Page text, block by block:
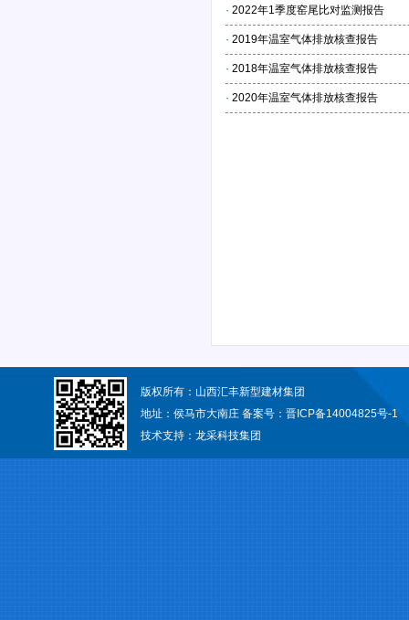
· 2022年1季度窑尾比对监测报告
· 2019年温室气体排放核查报告
· 2018年温室气体排放核查报告
· 2020年温室气体排放核查报告
版权所有：山西汇丰新型建材集团
地址：侯马市大南庄 备案号： 晋ICP备14004825号-1
技术支持： 龙采科技集团